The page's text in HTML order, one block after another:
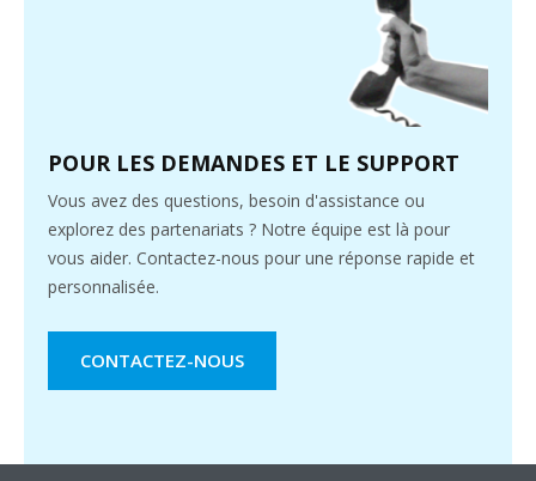
POUR LES DEMANDES ET LE SUPPORT
Vous avez des questions, besoin d'assistance ou
explorez des partenariats ? Notre équipe est là pour
vous aider. Contactez-nous pour une réponse rapide et
personnalisée.
CONTACTEZ-NOUS